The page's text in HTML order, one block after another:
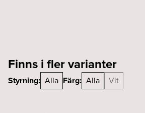
Finns i fler varianter
Styrning: Alla Färg: Alla Vit